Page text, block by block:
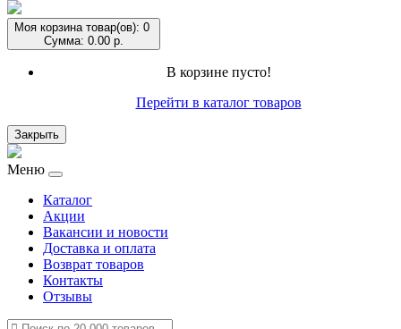
Моя корзина товар(ов): 0
Сумма: 0.00 р.
В корзине пусто!
Перейти в каталог товаров
Закрыть
Меню
Каталог
Акции
Вакансии и новости
Доставка и оплата
Возврат товаров
Контакты
Отзывы